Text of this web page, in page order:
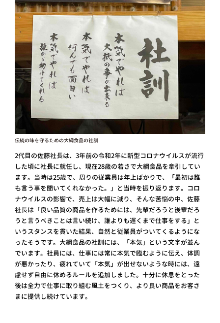
伝統の味を守るための大綱食品の社訓
2代目の佐藤社長は、3年前の令和2年に新型コロナウイルスが流行
した頃に社長に就任し、現在28歳の若さで大綱食品を牽引してい
ます。当時は25歳で、周りの従業員は年上ばかりで、「最初は誰
も言う事を聞いてくれなかった。」と当時を振り返ります。コロ
ナウイルスの影響で、売上は大幅に減り、そんな苦悩の中、佐藤
社長は「良い品質の商品を作るためには、先輩だろうと後輩だろ
うと言うべきことは言い続け、誰よりも遅くまで仕事をする」と
いうスタンスを貫いた結果、自然と従業員がついてくるようにな
ったそうです。大綱食品の社訓には、「本気」という文字が並ん
でいます。社員には、仕事には常に本気で臨むように伝え、体調
が悪かったり、疲れていて「本気」が出せないような時には、遠
慮せず自由に休めるルールを追加しました。十分に休息をとった
後は全力で仕事に取り組む風土をつくり、より良い商品をお客さ
まに提供し続けています。